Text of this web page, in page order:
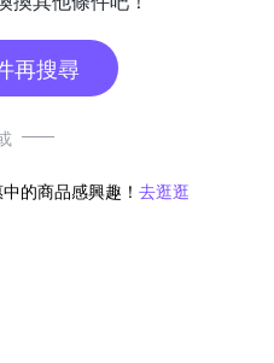
再搜尋
的商品感興趣！ 去逛逛